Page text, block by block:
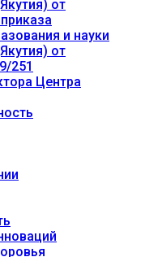
от
и науки
от
251
Центра